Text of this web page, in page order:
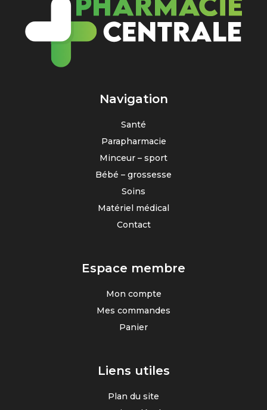
Navigation
Santé
Parapharmacie
Minceur – sport
Bébé – grossesse
Soins
Matériel médical
Contact
Espace membre
Mon compte
Mes commandes
Panier
Liens utiles
Plan du site